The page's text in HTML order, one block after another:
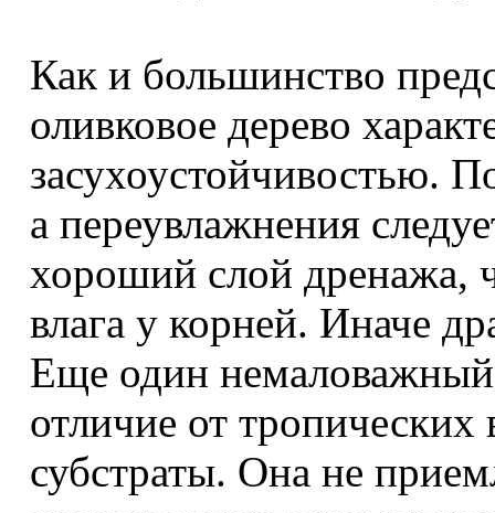
Как и большинство
оливковое дерево
засухоустойчивостью.
а переувлажнения
хороший слой дренажа,
влага у корней. Иначе
Еще один
отличие от
субстраты. Она не